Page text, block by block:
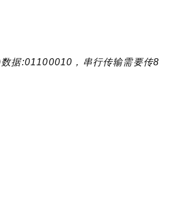
据:01100010，串行传输需要传8